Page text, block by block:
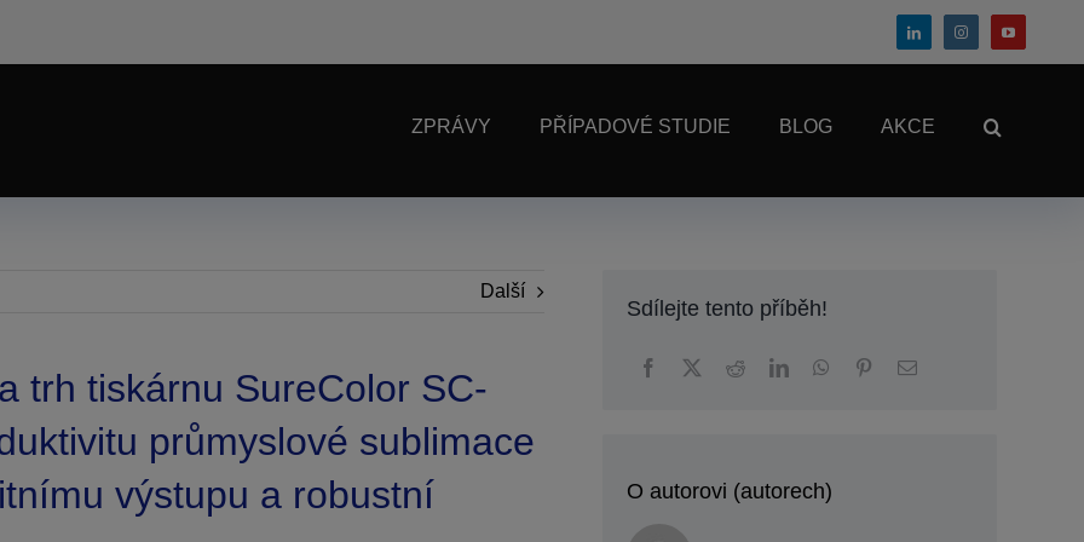
ZPRÁVY PŘÍPADOVÉ STUDIE BLOG AKCE
Další
trh tiskárnu SureColor SC-
průmyslové sublimace
výstupu a robustní
Sdílejte tento příběh!
O autorovi (autorech)